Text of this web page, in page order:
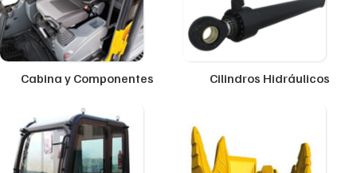
Cabina y Componentes Cilindros Hidráulicos